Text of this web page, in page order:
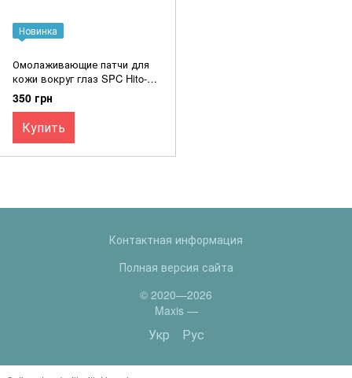
Новинка
Омолаживающие патчи для
кожи вокруг глаз SPC Hito-
Kan Premium Eye Sheet со
стволовыми клетками, 60 шт
350 грн
Купить
Контактная информация
Полная версия сайта
© 2020—2026
Maxis —
Укр Рус